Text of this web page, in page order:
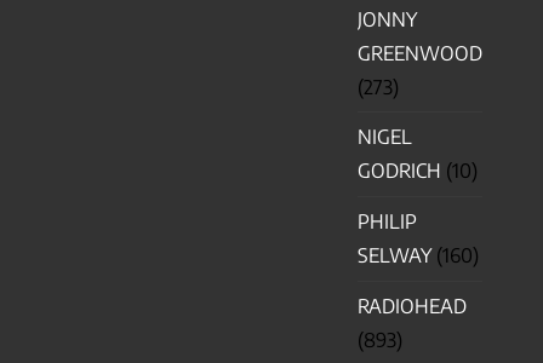
JONNY
GREENWOOD
(273)
NIGEL
GODRICH (10)
PHILIP
SELWAY(160)
RADIOHEAD
(893)